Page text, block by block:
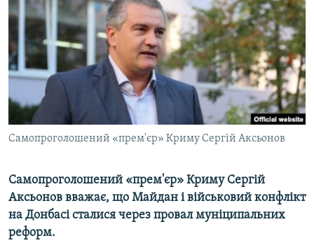
СПЕЦПРОЕКТИ
ДЕПОРТАЦІЯ
ВІДЕОУРОКИ «ELIFBE»
СВІДЧЕННЯ ОКУПАЦІЇ
УКРАЇНСЬКА ПРОБЛЕМА КРИМУ
ІНФОГРАФІКА
ЯК ОБІЙТИ БЛОКУВАННЯ
Русский
Qırımtatar
ДОЛУЧАЙСЯ!
Усі сайти RFE/RL
Самопроголошений «прем'єр» Криму Сергій Аксьонов
Самопроголошений «прем'єр» Криму Сергій
Аксьонов вважає, що Майдан і військовий конфлікт
на Донбасі сталися через провал муніципальних
реформ.